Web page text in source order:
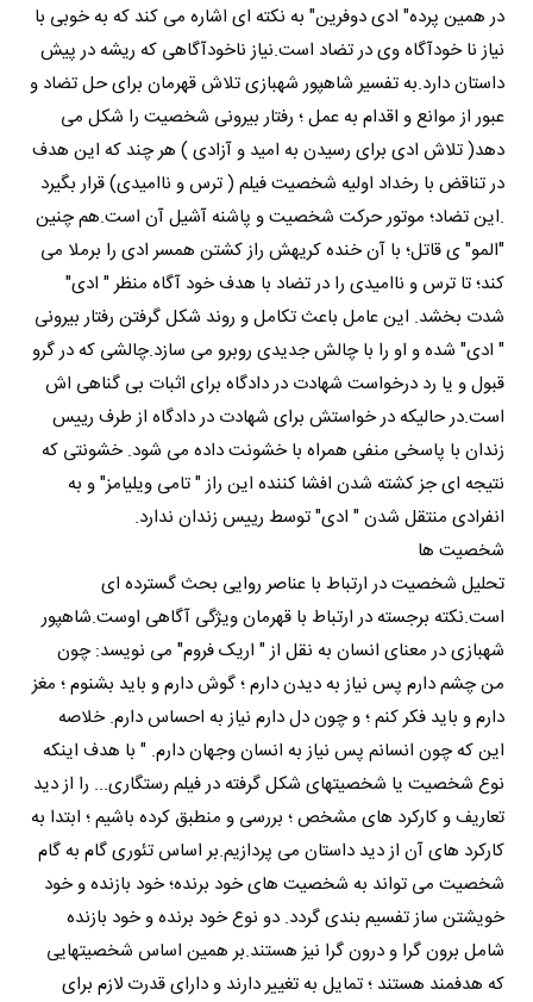
در همین پرده" ادی دوفرین" به نکته ای اشاره می کند که به خوبی با
نیاز نا خودآگاه وی در تضاد است.نیاز ناخودآگاهی که ریشه در پیش
داستان دارد.به تفسیر شاهپور شهبازی تلاش قهرمان برای حل تضاد و
عبور از موانع و اقدام به عمل ؛ رفتار بیرونی شخصیت را شکل می
دهد( تلاش ادی برای رسیدن به امید و آزادی ) هر چند که این هدف
در تناقض با رخداد اولیه شخصیت فیلم ( ترس و ناامیدی) قرار بگیرد
.این تضاد؛ موتور حرکت شخصیت و پاشنه آشیل آن است.هم چنین
"المو" ی قاتل؛ با آن خنده کریهش راز کشتن همسر ادی را برملا می
کند؛ تا ترس و ناامیدی را در تضاد با هدف خود آگاه منظر " ادی"
شدت بخشد. این عامل باعث تکامل و روند شکل گرفتن رفتار بیرونی
" ادی" شده و او را با چالش جدیدی روبرو می سازد.چالشی که در گرو
قبول و یا رد درخواست شهادت در دادگاه برای اثبات بی گناهی اش
است.در حالیکه در خواستش برای شهادت در دادگاه از طرف رییس
زندان با پاسخی منفی همراه با خشونت داده می شود. خشونتی که
نتیجه ای جز کشته شدن افشا کننده این راز " تامی ویلیامز" و به
انفرادی منتقل شدن " ادی" توسط رییس زندان ندارد.
شخصیت ها
تحلیل شخصیت در ارتباط با عناصر روایی بحث گسترده ای
است.نکته برجسته در ارتباط با قهرمان ویژگی آگاهی اوست.شاهپور
شهبازی در معنای انسان به نقل از " اریک فروم" می نویسد: چون
من چشم دارم پس نیاز به دیدن دارم ؛ گوش دارم و باید بشنوم ؛ مغز
دارم و باید فکر کنم ؛ و چون دل دارم نیاز به احساس دارم. خلاصه
این که چون انسانم پس نیاز به انسان وجهان دارم. " با هدف اینکه
نوع شخصیت یا شخصیتهای شکل گرفته در فیلم رستگاری... را از دید
تعاریف و کارکرد های مشخص ؛ بررسی و منطبق کرده باشیم ؛ ابتدا به
کارکرد های آن از دید داستان می پردازیم.بر اساس تئوری گام به گام
شخصیت می تواند به شخصیت های خود برنده؛ خود بازنده و خود
خویشتن ساز تفسیم بندی گردد. دو نوع خود برنده و خود بازنده
شامل برون گرا و درون گرا نیز هستند.بر همین اساس شخصیتهایی
که هدفمند هستند ؛ تمایل به تغییر دارند و دارای قدرت لازم برای